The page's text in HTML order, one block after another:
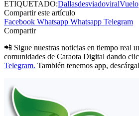
ETIQUETADO:DallasdesviadoviralVuelo
Compartir este artículo
Facebook Whatsapp Whatsapp Telegram
Compartir
📲 Sigue nuestras noticias en tiempo real
comunidades de Caraota Digital dando
Telegram. También tenemos app,